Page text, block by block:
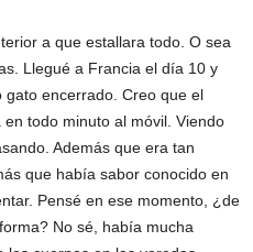
a que estallara todo. O sea
Llegué a Francia el día 10 y
encerrado. Creo que el
todo minuto al móvil. Viendo
Además que era tan
que había sabor conocido en
Pensé en ese momento, ¿de
No sé, había mucha